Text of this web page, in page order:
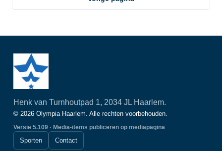
Henk van Turnhoutpad 1, 2034 JL Haarlem.
© 2026 Olympia Haarlem. Alle rechten voorbehouden.
Versie 5.109 · Media-items publiceren op mediapagina
Sporten Contact